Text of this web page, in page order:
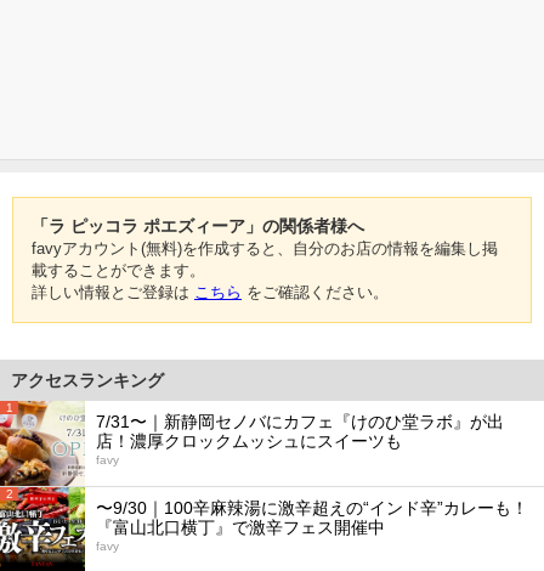
「ラ ピッコラ ポエズィーア」の関係者様へ
favyアカウント(無料)を作成すると、自分のお店の情報を編集し掲
載することができます。
詳しい情報とご登録は こちら をご確認ください。
アクセスランキング
1
7/31〜｜新静岡セノバにカフェ『けのひ堂ラボ』が出
店！濃厚クロックムッシュにスイーツも
favy
2
〜9/30｜100辛麻辣湯に激辛超えの“インド辛”カレーも！
『富山北口横丁』で激辛フェス開催中
favy